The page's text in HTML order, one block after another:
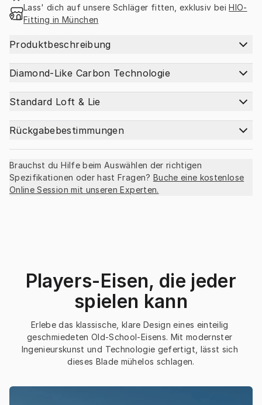
Lass' dich auf unsere Schläger fitten, exklusiv bei HIO-
Fitting in München
Produktbeschreibung
Diamond-Like Carbon Technologie
Standard Loft & Lie
Rückgabebestimmungen
Brauchst du Hilfe beim Auswählen der richtigen
Spezifikationen oder hast Fragen? Buche eine kostenlose
Online Session mit unseren Experten.
Players-Eisen, die jeder
spielen kann
Erlebe das klassische, klare Design eines einteilig
geschmiedeten Old-School-Eisens. Mit modernster
Ingenieurskunst und Technologie gefertigt, lässt sich
dieses Blade mühelos schlagen.